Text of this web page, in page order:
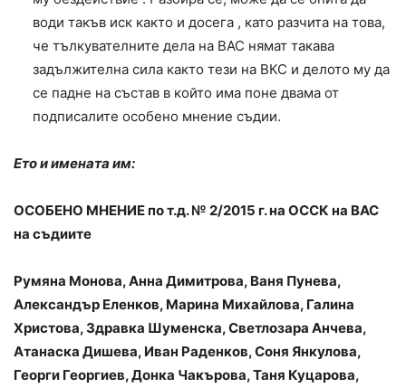
води такъв иск както и досега , като разчита на това,
че тълкувателните дела на ВАС нямат такава
задължителна сила както тези на ВКС и делото му да
се падне на състав в който има поне двама от
подписалите особено мнение съдии.
Ето и имената им:
ОСОБЕНО МНЕНИЕ по т.д. № 2/2015 г. на ОССК на ВАС
на съдиите
Румяна Монова, Анна Димитрова, Ваня Пунева,
Александър Еленков, Марина Михайлова, Галина
Христова, Здравка Шуменска, Светлозара Анчева,
Атанаска Дишева, Иван Раденков, Соня Янкулова,
Георги Георгиев, Донка Чакърова, Таня Куцарова,